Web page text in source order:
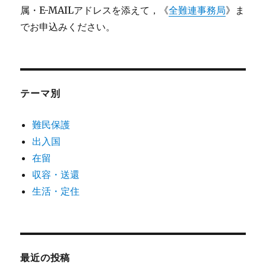
属・E-MAILアドレスを添えて，《全難連事務局》ま
でお申込みください。
テーマ別
難民保護
出入国
在留
収容・送還
生活・定住
最近の投稿